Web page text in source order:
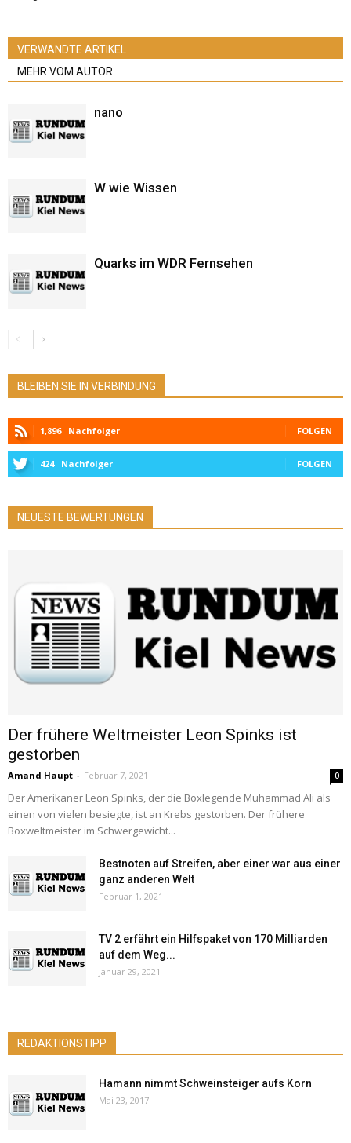
VERWANDTE ARTIKEL
MEHR VOM AUTOR
nano
W wie Wissen
Quarks im WDR Fernsehen
BLEIBEN SIE IN VERBINDUNG
1,896 Nachfolger FOLGEN
424 Nachfolger FOLGEN
NEUESTE BEWERTUNGEN
Der frühere Weltmeister Leon Spinks ist
gestorben
Amand Haupt - Februar 7, 2021 0
Der Amerikaner Leon Spinks, der die Boxlegende Muhammad Ali als
einen von vielen besiegte, ist an Krebs gestorben. Der frühere
Boxweltmeister im Schwergewicht...
Bestnoten auf Streifen, aber einer war aus einer
ganz anderen Welt
Februar 1, 2021
TV 2 erfährt ein Hilfspaket von 170 Milliarden
auf dem Weg...
Januar 29, 2021
REDAKTIONSTIPP
Hamann nimmt Schweinsteiger aufs Korn
Mai 23, 2017